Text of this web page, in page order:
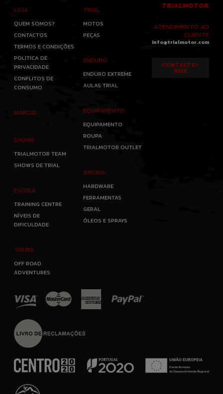
LOJA
QUEM SOMOS?
CONTACTOS
TERMOS E CONDIÇÕES
POLITICA DE
PRIVACIDADE
CONFLITOS DE
CONSUMO
MARCAS
SHOWS
TRIALMOTOR TEAM
SHOWS DE TRIAL
ESCOLA
TRAINING CENTRE
NÍVEIS DE
DIFICULDADE
TOURS
OFF ROAD
ADVENTURES
TRIAL
MOTOS
PEÇAS
ENDURO
ENDURO EXTREME
AULAS TRIAL
EQUIPAMENTO
EQUIPAMENTO
ROUPA
TRIALMOTOR OUTLET
OFICINA
HARDWARE
FERRAMENTAS
GERAL
ÓLEOS E SPRAYS
TRIALMOTOR
ATENDIMENTO AO
CLIENTE
info@trialmotor.com
CONTACTE-
NOS